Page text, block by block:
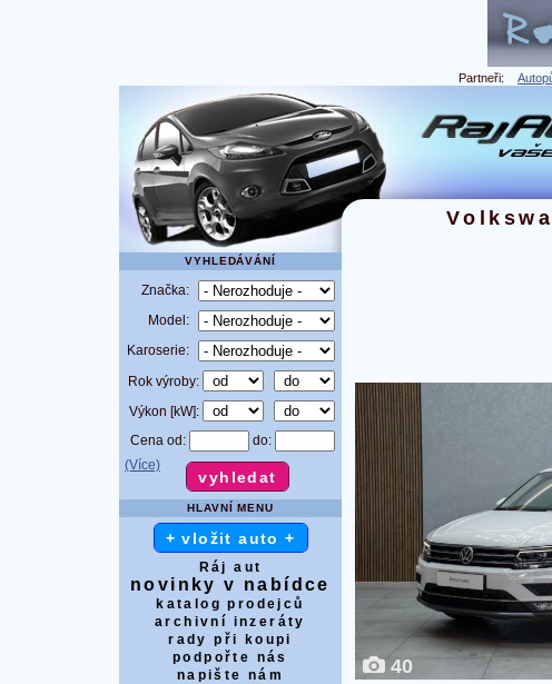
Partneři:
VYHLEDÁVÁNÍ
Značka:
Model:
Karoserie:
Rok výroby:
Výkon [kW]:
Cena od:
do:
(Více)
HLAVNÍ MENU
+ vložit auto +
Ráj aut
novinky v nabídce
katalog prodejců
archivní inzeráty
rady při koupi
podpořte nás
napište nám
40